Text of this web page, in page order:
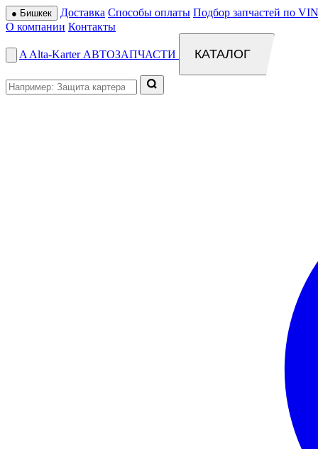
● Бишкек Доставка Способы оплаты Подбор запчастей по
О компании Контакты
A Alta-Karter АВТОЗАПЧАСТИ КАТАЛОГ